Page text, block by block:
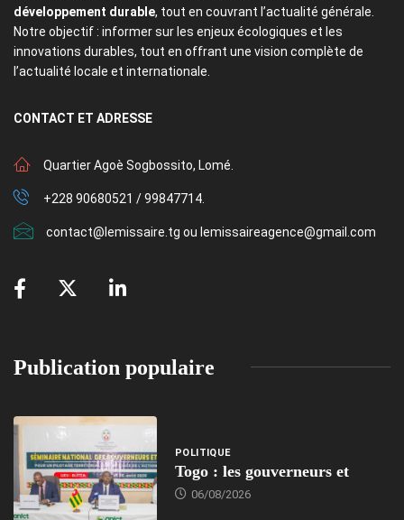
développement durable, tout en couvrant l’actualité générale.
Notre objectif : informer sur les enjeux écologiques et les
innovations durables, tout en offrant une vision complète de
l’actualité locale et internationale.
CONTACT ET ADRESSE
Quartier Agoè Sogbossito, Lomé.
+228 90680521 / 99847714.
contact@lemissaire.tg ou lemissaireagence@gmail.com
Publication populaire
POLITIQUE
Togo : les gouverneurs et
06/08/2026